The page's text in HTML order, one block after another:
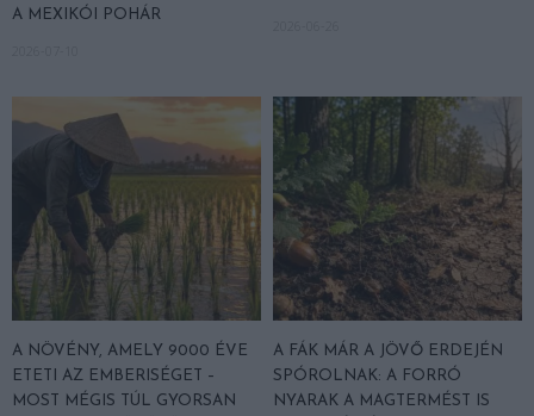
A MEXIKÓI POHÁR
A NÖVÉNY, AMELY 9000 ÉVE
ETETI AZ EMBERISÉGET –
MOST MÉGIS TÚL GYORSAN
A FÁK MÁR A JÖVŐ ERDEJÉN
SPÓROLNAK: A FORRÓ
NYARAK A MAGTERMÉST IS